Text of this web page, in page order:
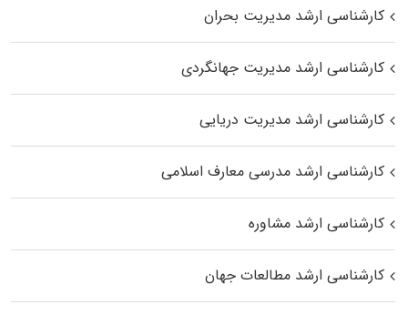
کارشناسی ارشد مدیریت بحران
کارشناسی ارشد مدیریت جهانگردی
کارشناسی ارشد مدیریت دریایی
کارشناسی ارشد مدرسی معارف اسلامی
کارشناسی ارشد مشاوره
کارشناسی ارشد مطالعات جهان